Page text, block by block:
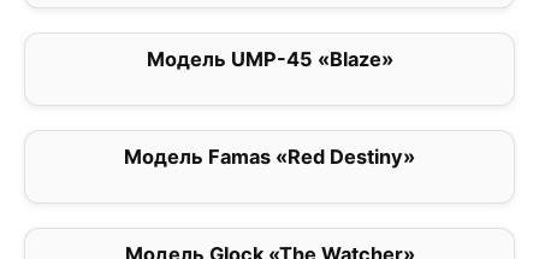
Модель UMP-45 «Blaze»
Модель Famas «Red Destiny»